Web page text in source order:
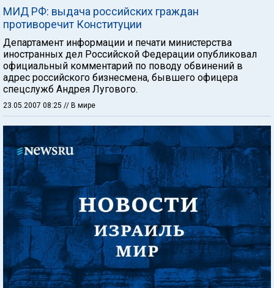
МИД РФ: выдача российских граждан
противоречит Конституции
Департамент информации и печати министерства
иностранных дел Российской Федерации опубликовал
официальный комментарий по поводу обвинений в
адрес российского бизнесмена, бывшего офицера
спецслужб Андрея Лугового.
23.05.2007 08:25 // В мире